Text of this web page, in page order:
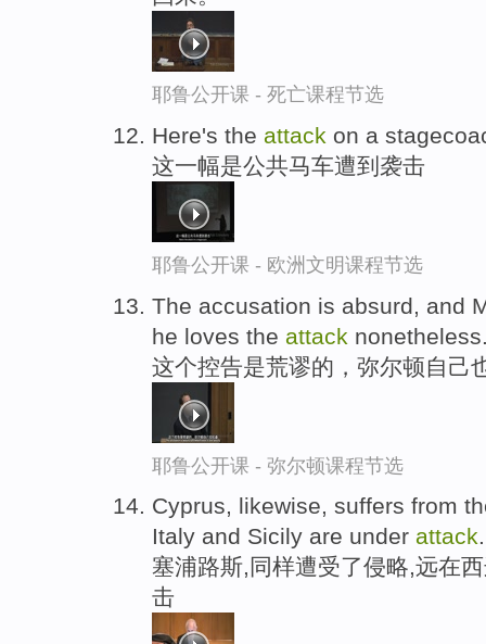
耶鲁公开课 - 死亡课程节选
Here's the attack on a
这一幅是公共马车遭到袭击
耶鲁公开课 - 欧洲文明课程节选
The accusation is absurd, and
he loves the attack
这个控告是荒谬的，弥尔顿自己
耶鲁公开课 - 弥尔顿课程节选
Cyprus, likewise, suffers from
Italy and Sicily are under attack.
塞浦路斯,同样遭受了侵略,远在
击